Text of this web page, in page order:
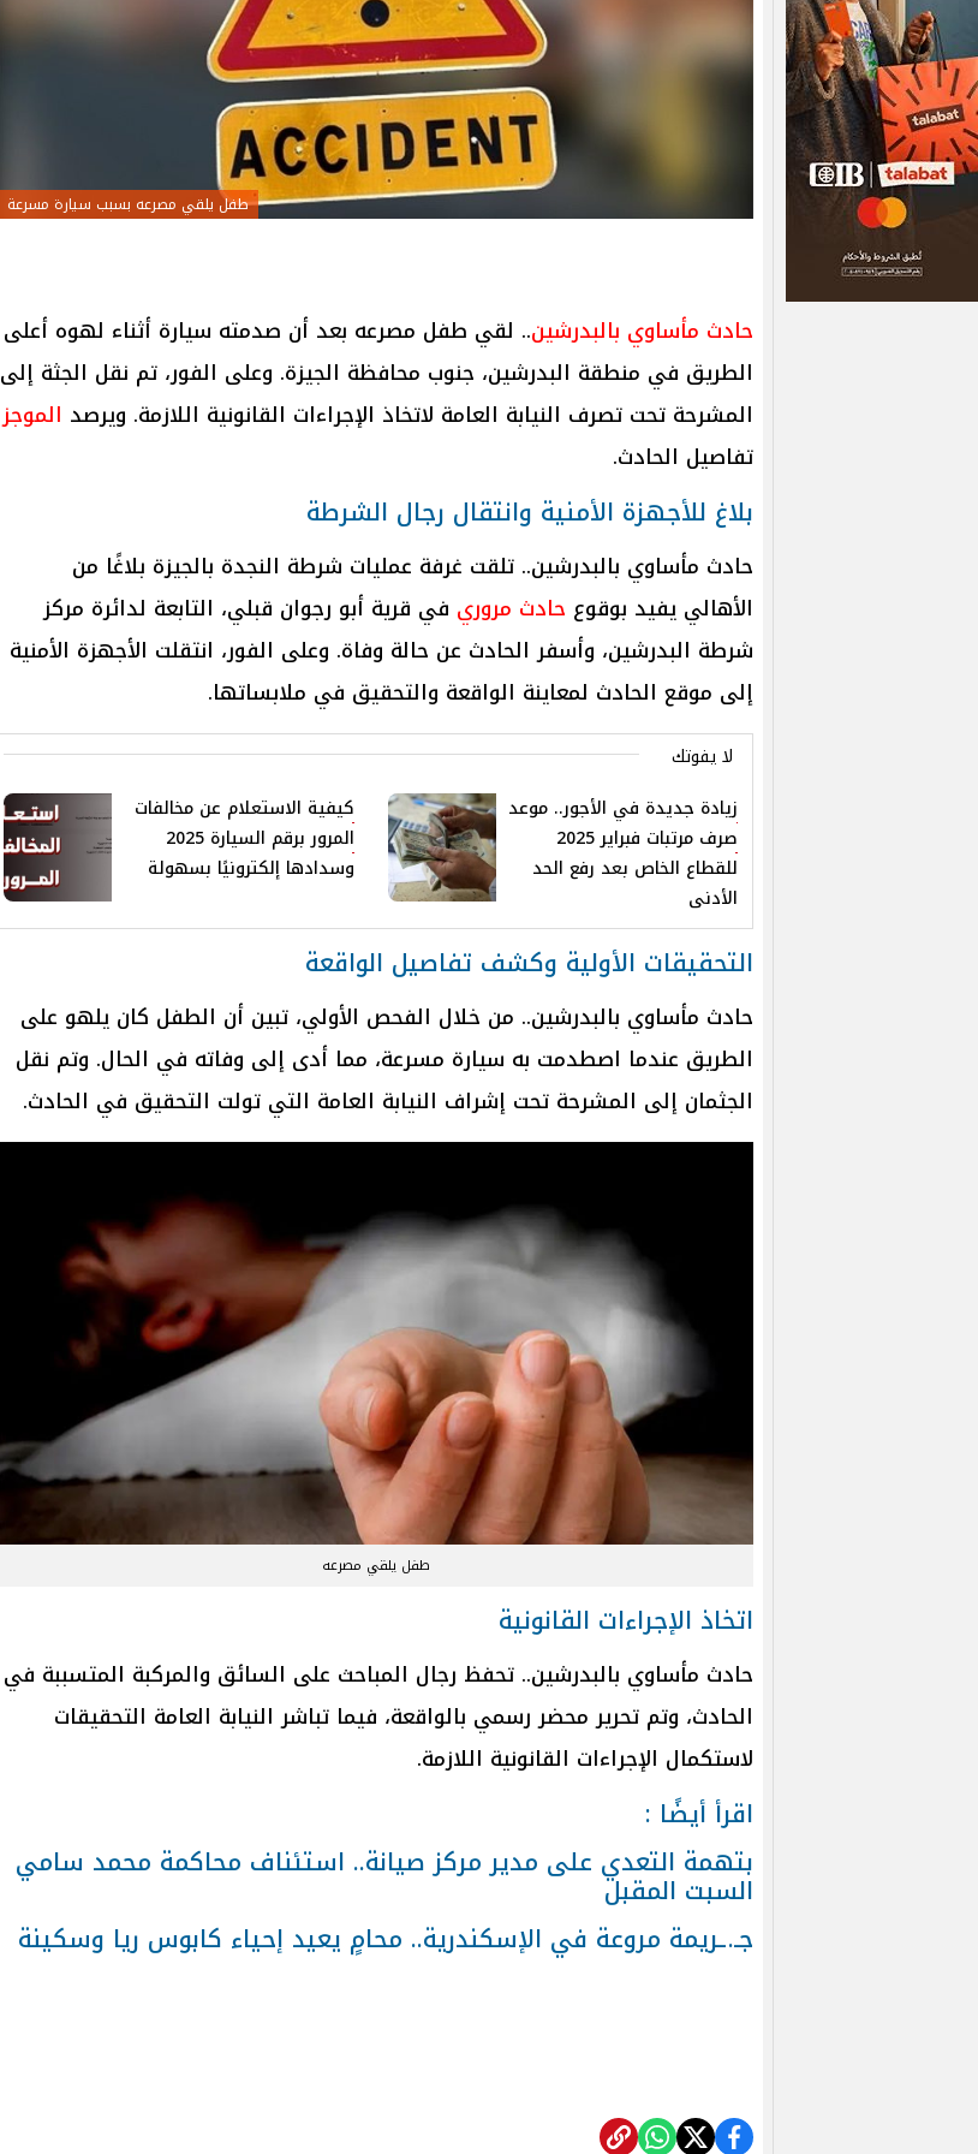
طفل يلقي مصرعه بسبب سيارة مسرعة
حادث مأساوي بالبدرشين.. لقي طفل مصرعه بعد أن صدمته سيارة أثناء لهوه أعلى
الطريق في منطقة البدرشين، جنوب محافظة الجيزة. وعلى الفور، تم نقل الجثة إلى
المشرحة تحت تصرف النيابة العامة لاتخاذ الإجراءات القانونية اللازمة. ويرصد الموجز
تفاصيل الحادث.
بلاغ للأجهزة الأمنية وانتقال رجال الشرطة
حادث مأساوي بالبدرشين.. تلقت غرفة عمليات شرطة النجدة بالجيزة بلاغًا من
الأهالي يفيد بوقوع حادث مروري في قرية أبو رجوان قبلي، التابعة لدائرة مركز
شرطة البدرشين، وأسفر الحادث عن حالة وفاة. وعلى الفور، انتقلت الأجهزة الأمنية
إلى موقع الحادث لمعاينة الواقعة والتحقيق في ملابساتها.
لا يفوتك
زيادة جديدة في الأجور.. موعد
صرف مرتبات فبراير 2025
للقطاع الخاص بعد رفع الحد
الأدنى
كيفية الاستعلام عن مخالفات
المرور برقم السيارة 2025
وسدادها إلكترونيًا بسهولة
التحقيقات الأولية وكشف تفاصيل الواقعة
حادث مأساوي بالبدرشين.. من خلال الفحص الأولي، تبين أن الطفل كان يلهو على
الطريق عندما اصطدمت به سيارة مسرعة، مما أدى إلى وفاته في الحال. وتم نقل
الجثمان إلى المشرحة تحت إشراف النيابة العامة التي تولت التحقيق في الحادث.
طفل يلقي مصرعه
اتخاذ الإجراءات القانونية
حادث مأساوي بالبدرشين.. تحفظ رجال المباحث على السائق والمركبة المتسببة في
الحادث، وتم تحرير محضر رسمي بالواقعة، فيما تباشر النيابة العامة التحقيقات
لاستكمال الإجراءات القانونية اللازمة.
اقرأ أيضًا :
بتهمة التعدي على مدير مركز صيانة.. استئناف محاكمة محمد سامي
السبت المقبل
جـ.ـريمة مروعة في الإسكندرية.. محامٍ يعيد إحياء كابوس ريا وسكينة